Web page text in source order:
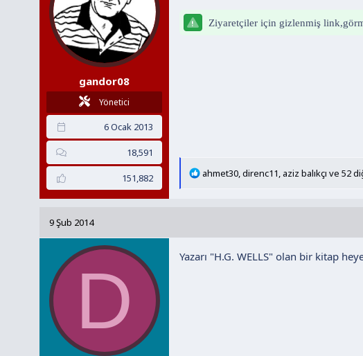
ş
l
a
ç
a
r
i
h
i
gandor08
Yönetici
6 Ocak 2013
18,591
151,882
Ziyaretçiler için gizlenmiş
T
l
e
ahmet30 ,direnc11 aziz balıkçı ve 52
9 Şub 2014
D Yazarı "H.G. WELLS" olan bir kitap